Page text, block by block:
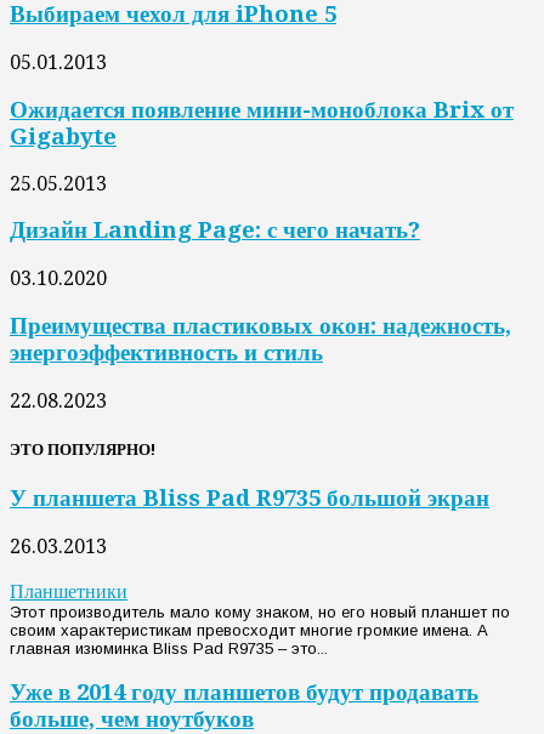
Выбираем чехол для iPhone 5
05.01.2013
Ожидается появление мини-моноблока Brix от
Gigabyte
25.05.2013
Дизайн Landing Page: с чего начать?
03.10.2020
Преимущества пластиковых окон: надежность,
энергоэффективность и стиль
22.08.2023
ЭТО ПОПУЛЯРНО!
У планшета Bliss Pad R9735 большой экран
26.03.2013
Планшетники
Этот производитель мало кому знаком, но его новый планшет по
своим характеристикам превосходит многие громкие имена. А
главная изюминка Bliss Pad R9735 – это...
Уже в 2014 году планшетов будут продавать
больше, чем ноутбуков